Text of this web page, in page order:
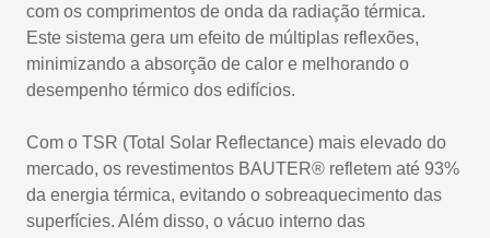
com os comprimentos de onda da radiação térmica.
Este sistema gera um efeito de múltiplas reflexões,
minimizando a absorção de calor e melhorando o
desempenho térmico dos edifícios.
Com o TSR (Total Solar Reflectance) mais elevado do
mercado, os revestimentos BAUTER® refletem até 93%
da energia térmica, evitando o sobreaquecimento das
superfícies. Além disso, o vácuo interno das